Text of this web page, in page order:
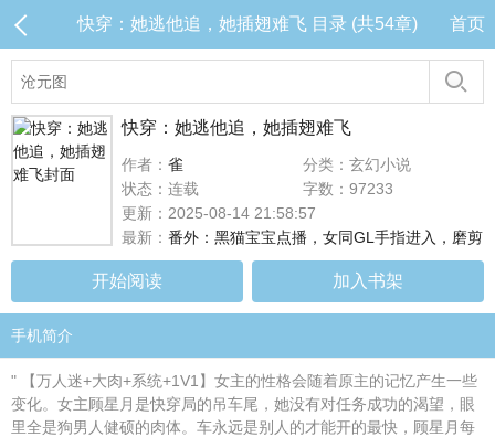
快穿：她逃他追，她插翅难飞 目录 (共54章) 首页
快穿：她逃他追，她插翅难飞
作者： 雀
分类：玄幻小说
状态：连载
字数：97233
更新：2025-08-14 21:58:57
最新： 番外：黑猫宝宝点播，女同GL手指进入，磨剪
开始阅读 加入书架
手机简介
" 【万人迷+大肉+系统+1V1】女主的性格会随着原主的记忆产生一些
变化。女主顾星月是快穿局的吊车尾，她没有对任务成功的渴望，眼
里全是狗男人健硕的肉体。车永远是别人的才能开的最快，顾星月每